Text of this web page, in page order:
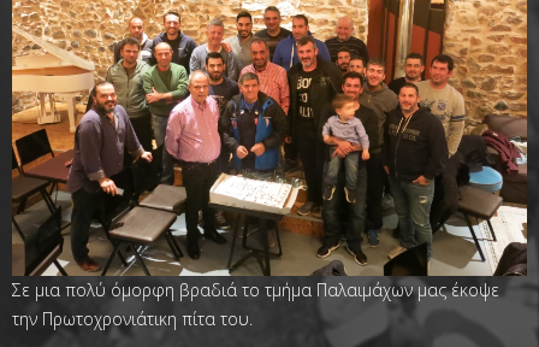
Σε μια πολύ όμορφη βραδιά το τμήμα Παλαιμάχων μας έκοψε
την Πρωτοχρονιάτικη πίτα του.